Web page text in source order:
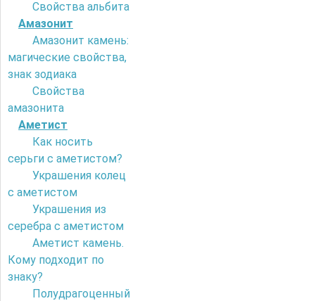
Свойства альбита
Амазонит
Амазонит камень:
магические свойства,
знак зодиака
Свойства
амазонита
Аметист
Как носить
серьги с аметистом?
Украшения колец
с аметистом
Украшения из
серебра с аметистом
Аметист камень.
Кому подходит по
знаку?
Полудрагоценный